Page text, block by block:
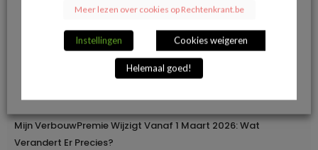
Herroepingsrecht Bij Online Aankopen: Wanneer Mag Je Iets
Geleidelijke Verhoging Van Loopbaanvoorwaarden
Europa Moderniseert Het Rijbewijs: Digitaal En
Grensoverschrijdend
Mijn VerbouwPremie Wijzigt Vanaf 1 Maart 2026: Wat
Verandert Er Precies?
Meer lezen over cookies op Rechtenkrant.be
Instellingen Cookies weigeren
Helemaal goed!